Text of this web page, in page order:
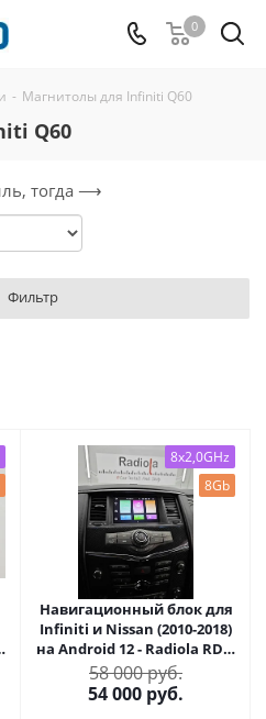
0
- Магнитолы для Infiniti Q60
Q60
тогда ⟶
Фильтр
8x2,0GHz
8Gb
Навигационный блок для
Infiniti и Nissan (2010-2018)
на Android 12 - Radiola RDL-
it08
58 000 руб.
54 000 руб.